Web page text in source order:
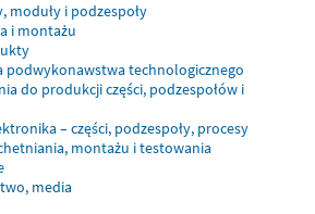
moduły i podzespoły
i montażu
podwykonawstwa technologicznego
do produkcji części, podzespołów i
– części, podzespoły, procesy
montażu i testowania
media